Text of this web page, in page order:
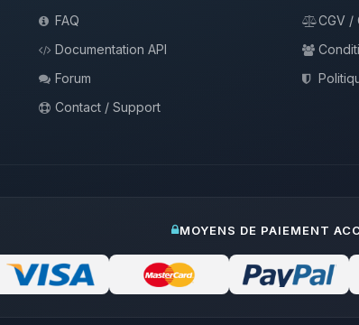
FAQ
Documentation API
Forum
Contact / Support
CGV /
MOYENS DE PAIEMENT